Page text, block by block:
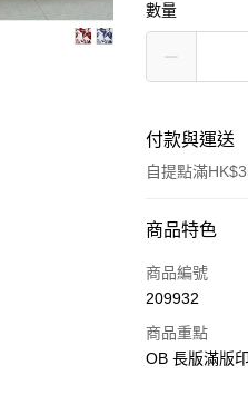
數量
付款與運送
自提點滿
付款方式
信用卡
AlipayHK
商品特色
商品編號
209932
商品重點
OB 長版滿版